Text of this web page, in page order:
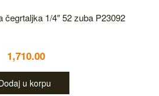
čegrtaljka 1/4″ 52 zuba P23092
1,710.00
u korpu